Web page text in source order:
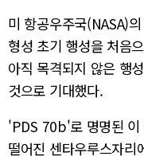
미 항공우주국(NASA)
형성 초기 행성을 처음
아직 목격되지 않은 행
것으로 기대했다.
'PDS 70b'로 명명된 이
떨어진 센타우루스자리